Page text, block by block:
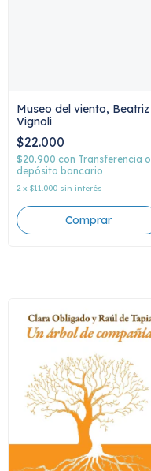
Museo del viento, Beatriz
Vignoli
$22.000
$20.900 con Transferencia o
depósito bancario
2 x $11.000 sin interés